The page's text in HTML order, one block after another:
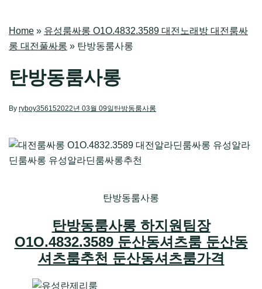
Home » 유성룸싸롱 O1O.4832.3589 대전노래방 대전룸싸
롱 대전풀싸롱 » 탄방동룸사롱
탄방동룸사롱
By ryboy356152022년 03월 09일 탄방동룸사롱
탄방동룸사롱
탄방동룸사롱 하지원팀장
O1O.4832.3589 둔산동셔츠룸 둔산동
셔츠룸추천 둔산동셔츠룸가격